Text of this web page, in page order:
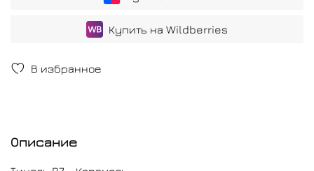
В избранное
Купить на Wildberries
Описание